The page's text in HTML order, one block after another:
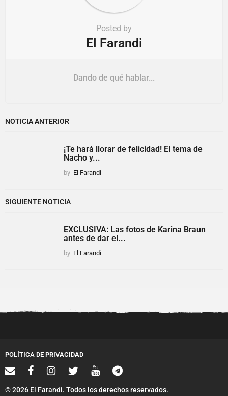
Posted by
El Farandi
Dando de qué hablar...
NOTICIA ANTERIOR
¡Te hará llorar de felicidad! El tema de
Nacho y...
by El Farandi
SIGUIENTE NOTICIA
EXCLUSIVA: Las fotos de Karina Braun
antes de dar el...
by El Farandi
POLÍTICA DE PRIVACIDAD
© 2026 El Farandi. Todos los derechos reservados.